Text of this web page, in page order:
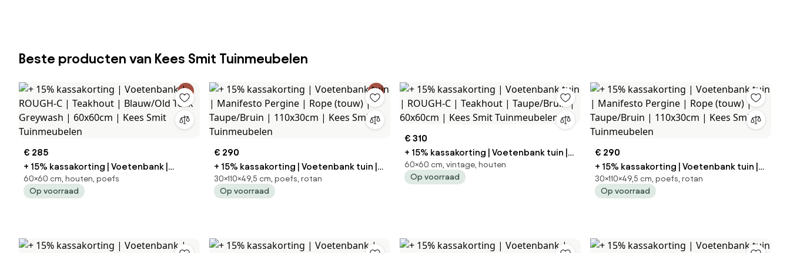
Beste producten van Kees Smit Tuinmeubelen
€ 285
+ 15% kassakorting | Voetenbank |
ROUGH-C | Teakhout | Blauw/Old Teak
Greywash | 60x60cm | Kees Smit
60×60 cm, houten, poefs
Op voorraad
€ 290
+ 15% kassakorting | Voetenbank tuin |
Manifesto Pergine | Rope (touw) |
Taupe/Bruin | 110x30cm | Kees Smit
30×110×49,5 cm, poefs, rotan
Op voorraad
€ 310
+ 15% kassakorting | Voetenbank tuin |
ROUGH-C | Teakhout | Taupe/Bruin |
60x60cm | Kees Smit Tuinmeubelen
60×60 cm, vintage, houten
Op voorraad
€ 290
+ 15% kassakorting | Voetenbank tuin |
Manifesto Pergine | Rope (touw) |
Taupe/Bruin | 110x30cm | Kees Smit
30×110×49,5 cm, poefs, rotan
Op voorraad